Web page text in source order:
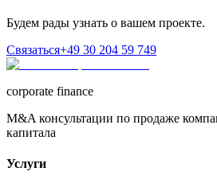
Будем рады узнать о вашем проекте.
Связаться+49 30 204 59 749
corporate finance
M&A консультации по продаже
капитала
Услуги